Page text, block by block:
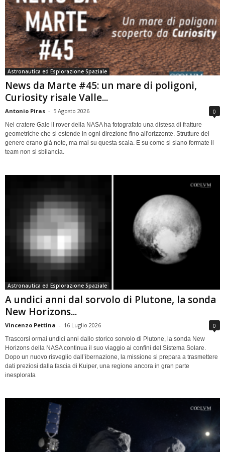
Astronautica ed Esplorazione Spaziale
News da Marte #45: un mare di poligoni,
Curiosity risale Valle...
Antonio Piras - 5 Agosto 2026 0
Nel cratere Gale il rover della NASA ha fotografato una distesa di fratture
geometriche che si estende in ogni direzione fino all'orizzonte. Strutture del
genere erano già note, ma mai su questa scala. E su come si siano formate il
team non si sbilancia.
Astronautica ed Esplorazione Spaziale
A undici anni dal sorvolo di Plutone, la sonda
New Horizons...
Vincenzo Pettina - 16 Luglio 2026 0
Trascorsi ormai undici anni dallo storico sorvolo di Plutone, la sonda New
Horizons della NASA continua il suo viaggio ai confini del Sistema Solare.
Dopo un nuovo risveglio dall’ibernazione, la missione si prepara a trasmettere
dati preziosi dalla fascia di Kuiper, una regione ancora in gran parte
inesplorata